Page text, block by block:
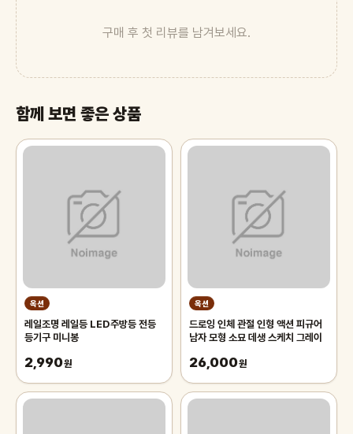
구매 후 첫 리뷰를 남겨보세요.
함께 보면 좋은 상품
옥션
레일조명 레일등 LED주방등 전등
등기구 미니봉
2,990원
옥션
드로잉 인체 관절 인형 액션 피규어
남자 모형 소묘 데생 스케치 그레이
26,000원